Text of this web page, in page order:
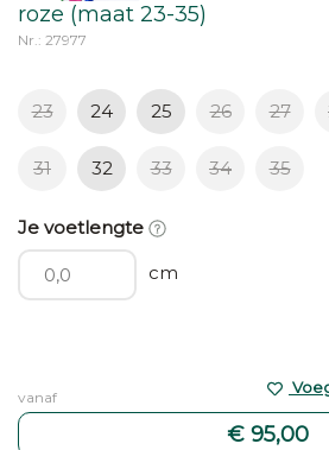
roze (maat 23-35)
Nr.: 27977
23 24 25 26 27
31 32 33 34 35
Je voetlengte
cm
vanaf
€ 95,00